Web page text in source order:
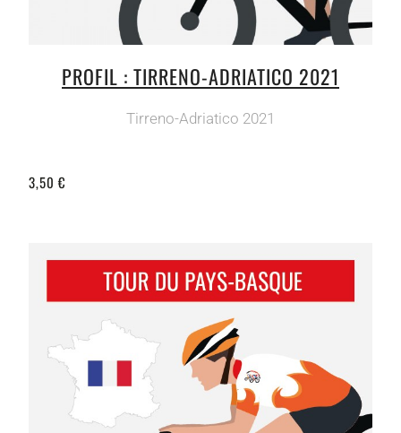
PROFIL : TIRRENO-ADRIATICO 2021
Tirreno-Adriatico 2021
3,50 €